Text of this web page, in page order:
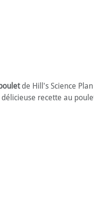
de Hill's Science
recette au